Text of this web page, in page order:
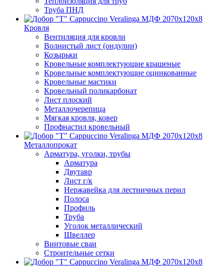
Труба ПНД
Кровля
Вентиляция для кровли
Волнистый лист (ондулин)
Козырьки
Кровельные комплектующие крашеные
Кровельные комплектующие оцинкованные
Кровельные мастики
Кровельный поликарбонат
Лист плоский
Металлочерепица
Мягкая кровля, ковер
Профнастил кровельный
Металлопрокат
Арматура, уголки, трубы
Арматура
Двутавр
Лист г/к
Нержавейка для лестничных перил
Полоса
Профиль
Труба
Уголок металлический
Швеллер
Винтовые сваи
Строительные сетки